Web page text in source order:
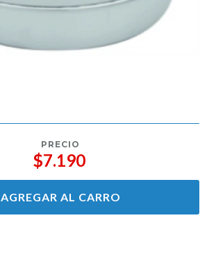
PRECIO
$7.190
AGREGAR AL CARRO